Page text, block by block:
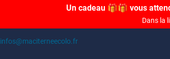
Un cadeau 🎁🎁 vous
Dans la
infos@maciterneecolo.fr